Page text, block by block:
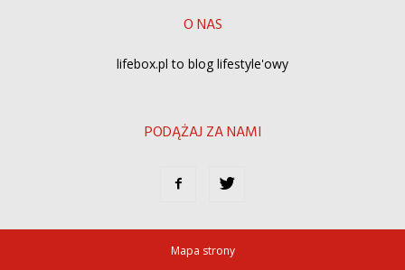
O NAS
lifebox.pl to blog lifestyle'owy
PODĄŻAJ ZA NAMI
Mapa strony